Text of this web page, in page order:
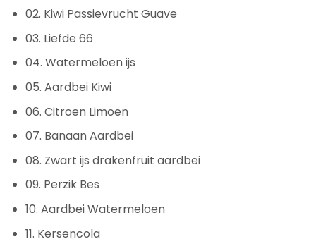
02. Kiwi Passievrucht Guave
03. Liefde 66
04. Watermeloen ijs
05. Aardbei Kiwi
06. Citroen Limoen
07. Banaan Aardbei
08. Zwart ijs drakenfruit aardbei
09. Perzik Bes
10. Aardbei Watermeloen
11. Kersencola